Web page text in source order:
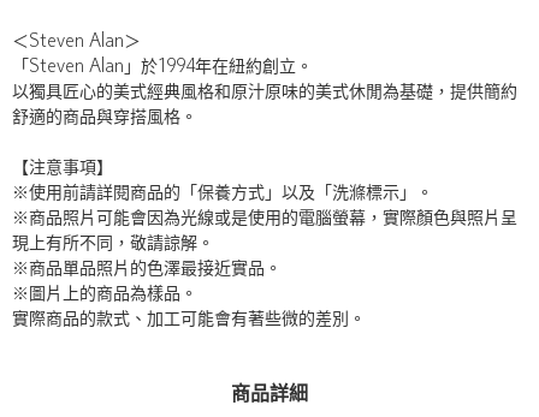
＜Steven Alan＞
「Steven Alan」於1994年在紐約創立。
以獨具匠心的美式經典風格和原汁原味的美式休閒為基礎，提供簡約
舒適的商品與穿搭風格。
【注意事項】
※使用前請詳閱商品的「保養方式」以及「洗滌標示」。
※商品照片可能會因為光線或是使用的電腦螢幕，實際顏色與照片呈
現上有所不同，敬請諒解。
※商品單品照片的色澤最接近實品。
※圖片上的商品為樣品。
實際商品的款式、加工可能會有著些微的差別。
商品詳細